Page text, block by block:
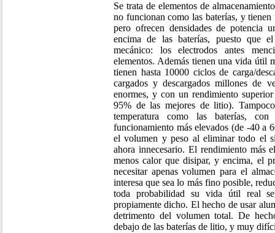
Se trata de elementos de
no funcionan como las baterías, y tienen
pero ofrecen densidades de potencia
encima de las baterías, puesto que
mecánico: los electrodos antes
elementos. Además tienen una vida útil
tienen hasta 10000 ciclos de carga/
cargados y descargados millones de
enormes, y con un rendimiento
95% de las mejores de litio).
temperatura como las baterías, con
funcionamiento más elevados (de -40 a
el volumen y peso al eliminar todo el
ahora innecesario. El rendimiento más
menos calor que disipar, y encima, el
necesitar apenas volumen para el
interesa que sea lo más fino posible,
toda probabilidad su vida útil real
propiamente dicho. El hecho de usar
detrimento del volumen total. De
debajo de las baterías de litio, y muy